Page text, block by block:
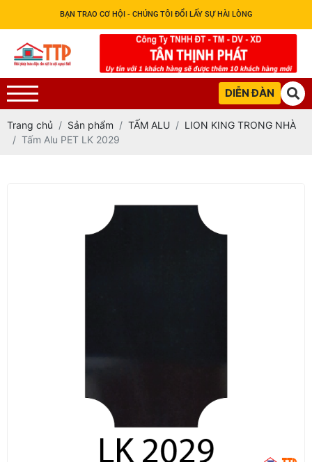
BẠN TRAO CƠ HỘI - CHÚNG TÔI ĐỔI LẤY SỰ HÀI LÒNG
DIỄN ĐÀN
Trang chủ Sản phẩm TẤM ALU
LION KING TRONG NHÀ
Tấm Alu PET LK 2029